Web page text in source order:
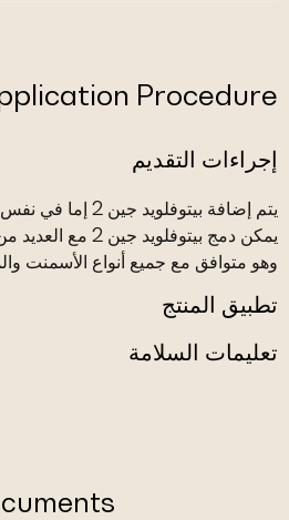
Procedure
إجراءات التقديم
يتم إضافة بيتوفلويد
يمكن دمج بيتوفلويد
وهو متوافق مع جميع أنواع الأسمنت
تطبيق المنتج
تعليمات السلامة